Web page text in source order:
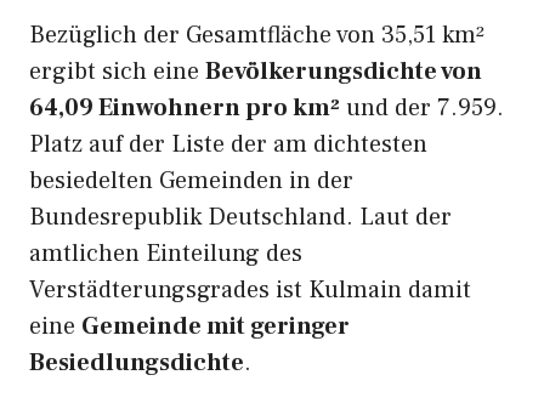
Bezüglich der Gesamtfläche von 35,51 km²
ergibt sich eine Bevölkerungsdichte von
64,09 Einwohnern pro km² und der 7.959.
Platz auf der Liste der am dichtesten
besiedelten Gemeinden in der
Bundesrepublik Deutschland. Laut der
amtlichen Einteilung des
Verstädterungsgrades ist Kulmain damit
eine Gemeinde mit geringer
Besiedlungsdichte.